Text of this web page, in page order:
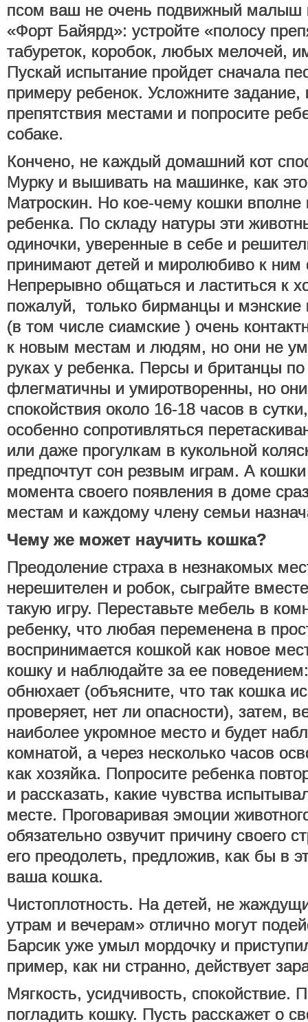
псом ваш не очень подвижный малыш
«Форт Байярд»: устройте «полосу
табуреток, коробок, любых мелочей,
Пускай испытание пройдет сначала
примеру ребенок. Усложните задание,
препятствия местами и попросите
собаке.
Кончено, не каждый домашний кот
Мурку и вышивать на машинке, как
Матроскин. Но кое-чему кошки вполне
ребенка. По складу натуры эти
одиночки, уверенные в себе и
принимают детей и миролюбиво к ним
Непрерывно общаться и ластиться к
пожалуй, только бирманцы и мэнские
(в том числе сиамские ) очень
к новым местам и людям, но они не
руках у ребенка. Персы и британцы
флегматичны и умиротворенны, но
спокойствия около 16-18 часов в
особенно сопротивляться
или даже прогулкам в кукольной
предпочтут сон резвым играм. А
момента своего появления в доме
местам и каждому члену семьи
Чему же может научить кошка?
Преодоление страха в незнакомых
нерешителен и робок, сыграйте
такую игру. Переставьте мебель в
ребенку, что любая переменена в
воспринимается кошкой как новое
кошку и наблюдайте за ее
обнюхает (объясните, что так кошка
проверяет, нет ли опасности), затем,
наиболее укромное место и будет
комнатой, а через несколько часов
как хозяйка. Попросите ребенка
и рассказать, какие чувства
месте. Проговаривая эмоции
обязательно озвучит причину своего
его преодолеть, предложив, как бы в
ваша кошка.
Чистоплотность. На детей, не
утрам и вечерам» отлично могут
Барсик уже умыл мордочку и
пример, как ни странно, действует
Мягкость, усидчивость, спокойствие.
погладить кошку. Пусть расскажет о